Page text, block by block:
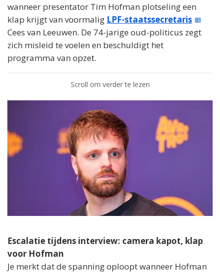
wanneer presentator Tim Hofman plotseling een
klap krijgt van voormalig LPF-staatssecretaris
Cees van Leeuwen. De 74-jarige oud-politicus zegt
zich misleid te voelen en beschuldigt het
programma van opzet.
Scroll om verder te lezen
Escalatie tijdens interview: camera kapot, klap
voor Hofman
Je merkt dat de spanning oploopt wanneer Hofman